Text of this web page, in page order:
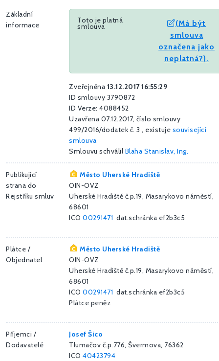
Základní
informace
Toto je platná
smlouva
(Má být
smlouva
označena jako
neplatná?).
Zveřejněna 13.12.2017 16:55:29
ID smlouvy 3790872
ID Verze: 4088452
Uzavřena 07.12.2017, číslo smlouvy
499/2016/dodatek č. 3 , existuje související
smlouva
Smlouvu schválil Blaha Stanislav, Ing.
Publikující
strana do
Rejstříku smluv
Město Uherské Hradiště
OIN-OVZ
Uherské Hradiště č.p.19, Masarykovo náměstí,
68601
ICO 00291471 dat.schránka ef2b3c5
Plátce /
Objednatel
Město Uherské Hradiště
OIN-OVZ
Uherské Hradiště č.p.19, Masarykovo náměstí,
68601
ICO 00291471 dat.schránka ef2b3c5
Plátce peněz
Příjemci /
Dodavatelé
Josef Šico
Tlumačov č.p.776, Švermova, 76362
ICO 40423794